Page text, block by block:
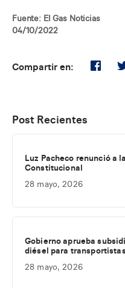
Fuente: El Gas Noticias
04/10/2022
Compartir en:
Post Recientes
Luz Pacheco renunció a
Constitucional
28 mayo, 2026
Gobierno aprueba
diésel para
28 mayo, 2026